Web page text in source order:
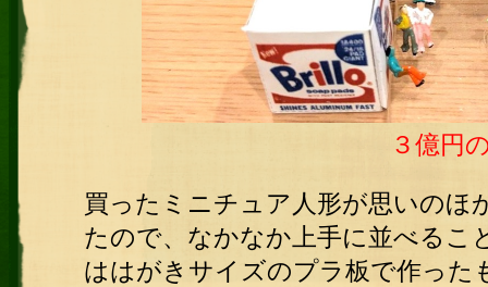
３億円
買ったミニチュア人形が思いのほ
たので、なかなか上手に並べるこ
ははがきサイズのプラ板で作った